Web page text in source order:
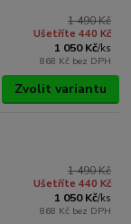
1 490 Kč
Ušetříte 440 Kč
1 050 Kč/ks
868 Kč bez DPH
Zvolit variantu
1 490 Kč
Ušetříte 440 Kč
1 050 Kč/ks
868 Kč bez DPH